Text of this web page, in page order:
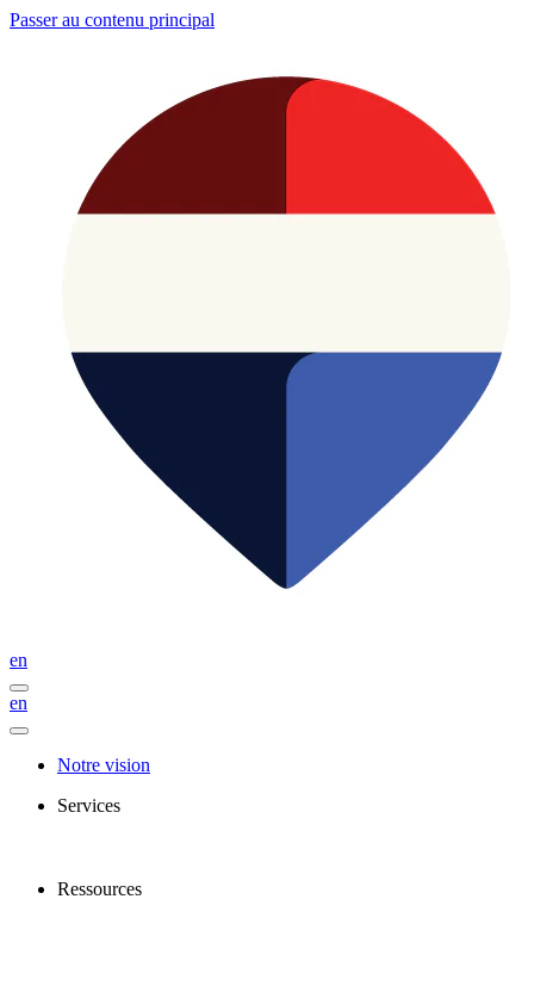
Passer au contenu principal
en
en
Notre vision
Services
Ressources